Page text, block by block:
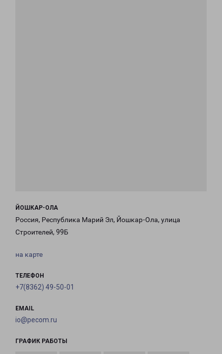
ЙОШКАР-ОЛА
Россия, Республика Марий Эл, Йошкар-Ола, улица
Строителей, 99Б
на карте
ТЕЛЕФОН
+7(8362) 49-50-01
EMAIL
io@pecom.ru
ГРАФИК РАБОТЫ